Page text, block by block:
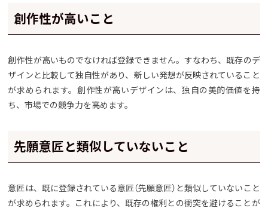
創作性が高いこと
創作性が高いものでなければ登録できません。すなわち、既存のデ
ザインと比較して独自性があり、新しい発想が反映されていること
が求められます。創作性が高いデザインは、独自の美的価値を持
ち、市場での競争力を高めます。
先願意匠と類似していないこと
意匠は、既に登録されている意匠（先願意匠）と類似していないこと
が求められます。これにより、既存の権利との衝突を避けることが